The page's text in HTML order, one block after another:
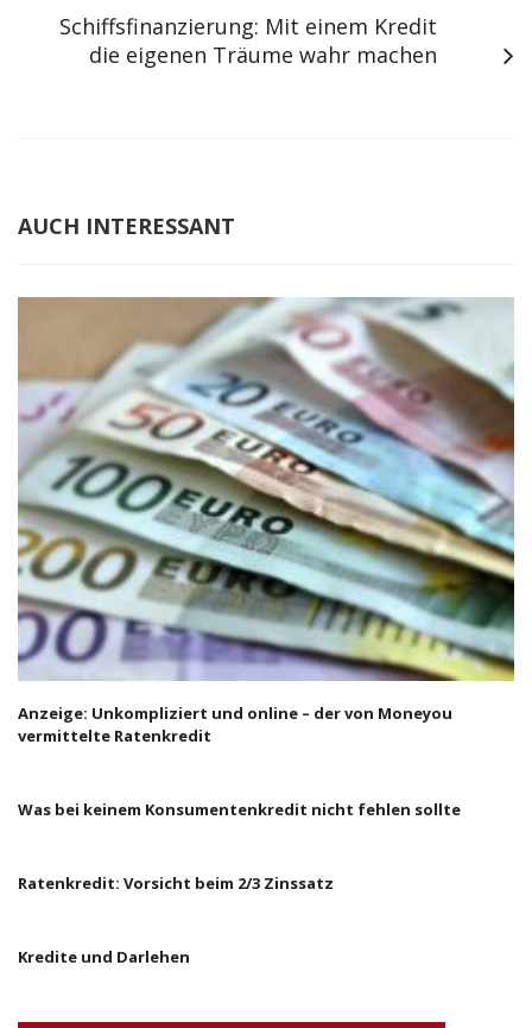
Schiffsfinanzierung: Mit einem Kredit
die eigenen Träume wahr machen
AUCH INTERESSANT
Anzeige: Unkompliziert und online – der von Moneyou
vermittelte Ratenkredit
Was bei keinem Konsumentenkredit nicht fehlen sollte
Ratenkredit: Vorsicht beim 2/3 Zinssatz
Kredite und Darlehen